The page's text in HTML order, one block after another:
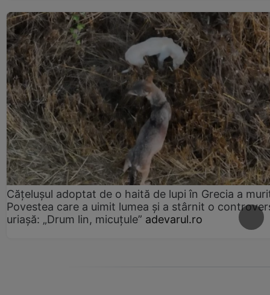
Cățelușul adoptat de o haită de lupi în Grecia a
Povestea care a uimit lumea și a stârnit o
uriașă: „Drum lin, micuțule” adevarul.ro